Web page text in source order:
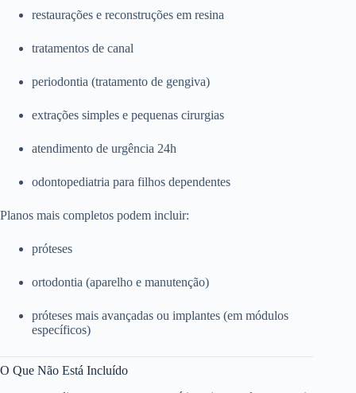
restaurações e reconstruções em resina
tratamentos de canal
periodontia (tratamento de gengiva)
extrações simples e pequenas cirurgias
atendimento de urgência 24h
odontopediatria para filhos dependentes
Planos mais completos podem incluir:
próteses
ortodontia (aparelho e manutenção)
próteses mais avançadas ou implantes (em módulos
específicos)
O Que Não Está Incluído